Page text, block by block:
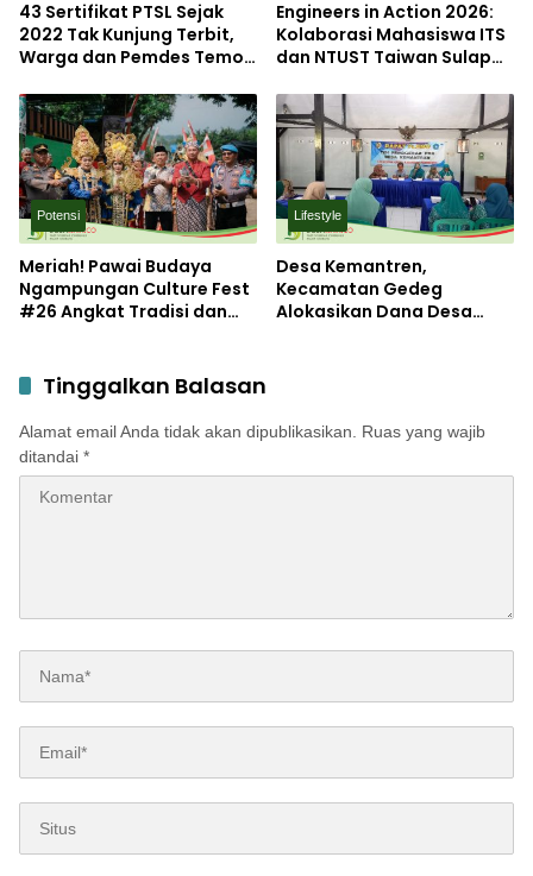
43 Sertifikat PTSL Sejak
2022 Tak Kunjung Terbit,
Warga dan Pemdes Temon
Mojokerto
Engineers in Action 2026:
Kolaborasi Mahasiswa ITS
dan NTUST Taiwan Sulap
Laboratorium Inovasi
Berkelanjutan
Potensi
Meriah! Pawai Budaya
Ngampungan Culture Fest
#26 Angkat Tradisi dan
Lifestyle
Desa Kemantren,
Kecamatan Gedeg
Alokasikan Dana Desa
Tinggalkan Balasan
Alamat email Anda tidak akan dipublikasikan.
Ruas yang wajib
ditandai *